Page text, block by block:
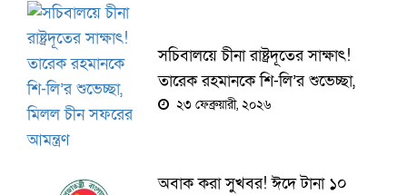
সচিবালয়ে চীনা রাষ্ট্রদূতের সাক্ষাৎ!
তারেক রহমানকে শি-লি’র শুভেচ্ছা,
মিলল চীন সফরের আমন্ত্রণ
২৩ ফেব্রুয়ারী, ২০২৬
অবাক করা সুখবর! ঈদে টানা ১০